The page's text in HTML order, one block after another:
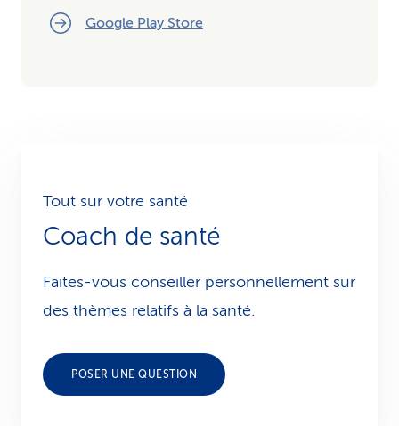
Google Play Store
Tout sur votre santé
Coach de santé
Faites-vous conseiller personnellement sur
des thèmes relatifs à la santé.
POSER UNE QUESTION